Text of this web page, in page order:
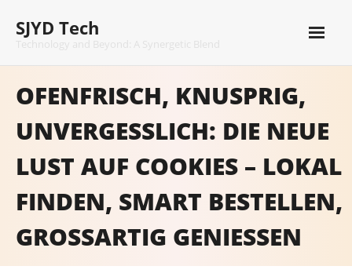
content
SJYD Tech
OFENFRISCH, KNUSPRIG,
UNVERGESSLICH: DIE NEUE
LUST AUF COOKIES – LOKAL
FINDEN, SMART BESTELLEN,
GROSSARTIG GENIESSEN